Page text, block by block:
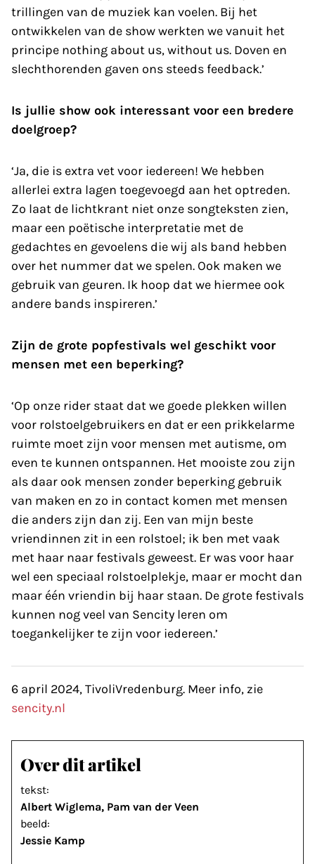
trillingen van de muziek kan voelen. Bij het
ontwikkelen van de show werkten we vanuit het
principe nothing about us, without us. Doven en
slechthorenden gaven ons steeds feedback.’
Is jullie show ook interessant voor een bredere
doelgroep?
‘Ja, die is extra vet voor iedereen! We hebben
allerlei extra lagen toegevoegd aan het optreden.
Zo laat de lichtkrant niet onze songteksten zien,
maar een poëtische interpretatie met de
gedachtes en gevoelens die wij als band hebben
over het nummer dat we spelen. Ook maken we
gebruik van geuren. Ik hoop dat we hiermee ook
andere bands inspireren.’
Zijn de grote popfestivals wel geschikt voor
mensen met een beperking?
‘Op onze rider staat dat we goede plekken willen
voor rolstoelgebruikers en dat er een prikkelarme
ruimte moet zijn voor mensen met autisme, om
even te kunnen ontspannen. Het mooiste zou zijn
als daar ook mensen zonder beperking gebruik
van maken en zo in contact komen met mensen
die anders zijn dan zij. Een van mijn beste
vriendinnen zit in een rolstoel; ik ben met vaak
met haar naar festivals geweest. Er was voor haar
wel een speciaal rolstoelplekje, maar er mocht dan
maar één vriendin bij haar staan. De grote festivals
kunnen nog veel van Sencity leren om
toegankelijker te zijn voor iedereen.’
6 april 2024, TivoliVredenburg. Meer info, zie
sencity.nl
Over dit artikel
tekst:
Albert Wiglema, Pam van der Veen
beeld:
Jessie Kamp